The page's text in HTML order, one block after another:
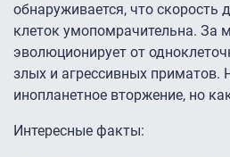
обнаруживается, что скорость
клеток умопомрачительна. За
эволюционирует от
злых и агрессивных приматов.
инопланетное вторжение, но
Интересные факты: